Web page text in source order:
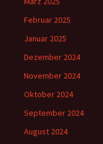
Februar 2025
Januar 2025
Dezember 2024
November 2024
Oktober 2024
September 2024
August 2024